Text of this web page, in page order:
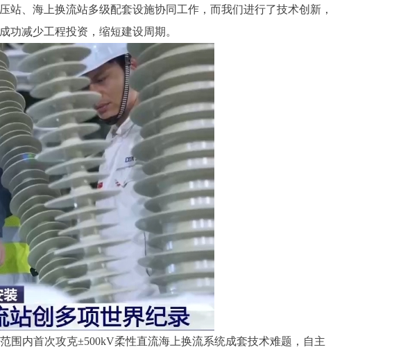
站、海上换流站多级配套设施协同工作，而我们进行了技术创新，
功减少工程投资，缩短建设周期。
围内首次攻克±500kV柔性直流海上换流系统成套技术难题，自主